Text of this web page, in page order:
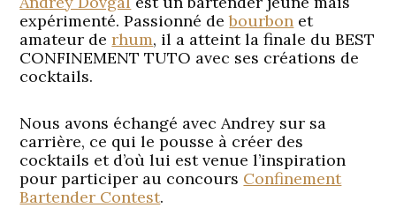
expérimenté. Passionné debourbon et
amateur derhum, il a atteint la finale du BEST
CONFINEMENT TUTO avec ses créations de
cocktails.
Nous avons échangé avec Andrey sur sa
carrière, ce qui le pousse à créer des
cocktails et d’où lui est venue l’inspiration
pour participer au concours Confinement
Bartender Contest.